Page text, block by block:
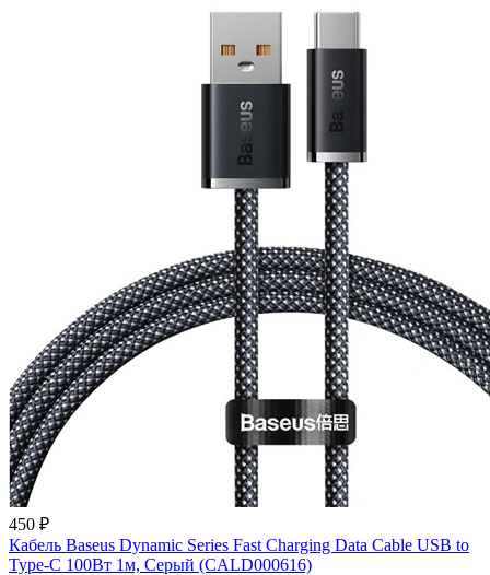
450 ₽
Кабель Baseus Dynamic Series Fast Charging Data Cable USB to
Type-C 100Вт 1м, Серый (CALD000616)